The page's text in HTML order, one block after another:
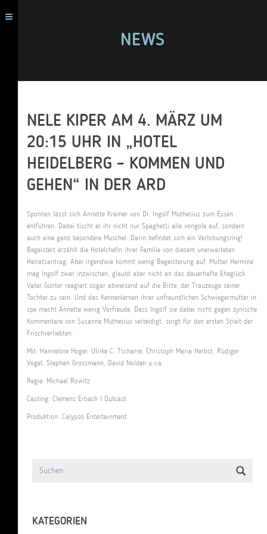
NEWS
NELE KIPER AM 4. MÄRZ UM
20:15 UHR IN „HOTEL
HEIDELBERG – KOMMEN UND
GEHEN“ IN DER ARD
Spontan lässt sich Annette Kramer von Dr. Ingolf Muthesius zum Essen
entführen. Dabei tischt er ihr nicht nur Spaghetti alle vongole auf, sondern
auch eine ganz besondere Muschel: Darin befindet sich ein Verlobungsring!
Begeistert erzählt die Hotelchefin ihrer Familie von diesem unerwarteten
Heiratsantrag. Aber irgendwie kommt wenig Begeisterung auf. Mutter Hermine
mag Ingolf zwar inzwischen, glaubt aber nicht an das dauerhafte Eheglück.
Vater Günter reagiert sogar abweisend auf die Bitte, der Trauzeuge seiner
Tochter zu sein. Und das Kennenlernen ihrer unfreundlichen Schwiegermutter in
spe macht Annette wenig Vorfreude. Dass Ingolf sie dabei nicht gegen zynische
Kommentare von Susanne Muthesius verteidigt, sorgt für den ersten Streit der
Frischverliebten.
Mit: Hannelore Hoger, Ulrike C. Tscharre, Christoph Maria Herbst, Rüdiger
Vogel, Stephan Grossmann, David Nolden u.v.a.
Regie: Michael Rowitz
Casting: Clemens Erbach I Outcast
Produktion: Calypso Entertainment
KATEGORIEN